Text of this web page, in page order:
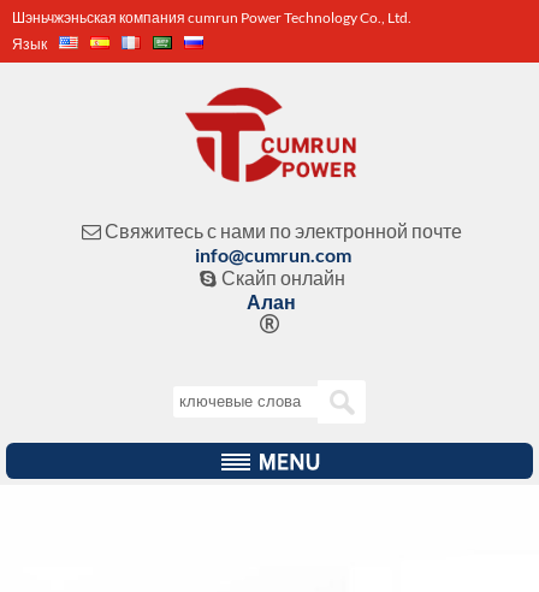
Шэньчжэньская компания cumrun Power Technology Co., Ltd.
Язык
 Свяжитесь с нами по электронной почте
info@cumrun.com
 Скайп онлайн
Алан
